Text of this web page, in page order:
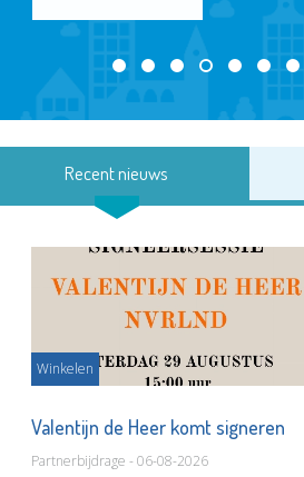
Recent nieuws
Winkelen
Valentijn de Heer komt signeren
Partnerbijdrage - 06-08-2026